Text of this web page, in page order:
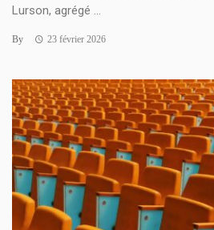
Lurson, agrégé ...
By 23 février 2026